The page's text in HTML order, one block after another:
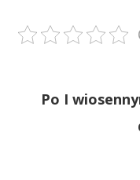
Po I